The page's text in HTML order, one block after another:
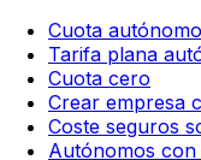
Cuota autónomo
Tarifa plana
Cuota cero
Crear empresa
Coste seguros
Autónomos con